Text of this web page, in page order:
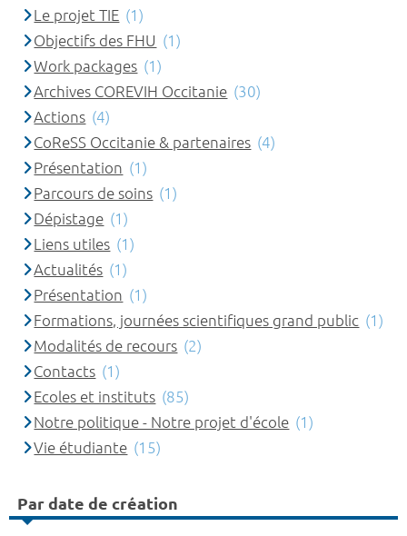
Le projet TIE (1)
Objectifs des FHU (1)
Work packages (1)
Archives COREVIH Occitanie (30)
Actions (4)
CoReSS Occitanie & partenaires (4)
Présentation (1)
Parcours de soins (1)
Dépistage (1)
Liens utiles (1)
Actualités (1)
Présentation (1)
Formations, journées scientifiques grand public (1)
Modalités de recours (2)
Contacts (1)
Ecoles et instituts (85)
Notre politique - Notre projet d'école (1)
Vie étudiante (15)
Par date de création